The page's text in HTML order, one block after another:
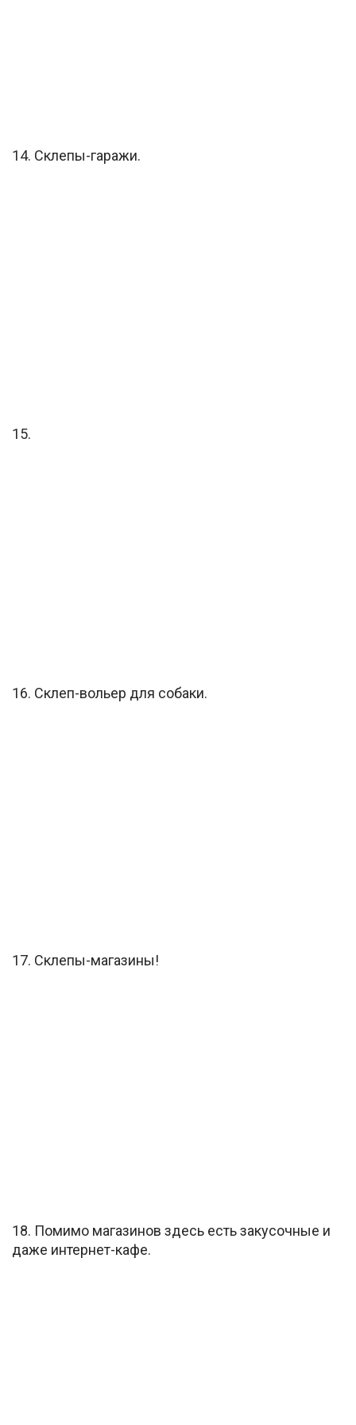
14. Склепы-гаражи.
15.
16. Склеп-вольер для собаки.
17. Склепы-магазины!
18. Помимо магазинов здесь есть закусочные и
даже интернет-кафе.